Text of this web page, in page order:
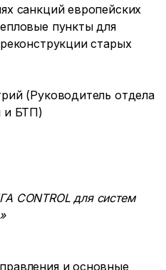
санкций европейских
пункты для
старых
(Руководитель отдела
и БТП)
CONTROL для систем
и основные